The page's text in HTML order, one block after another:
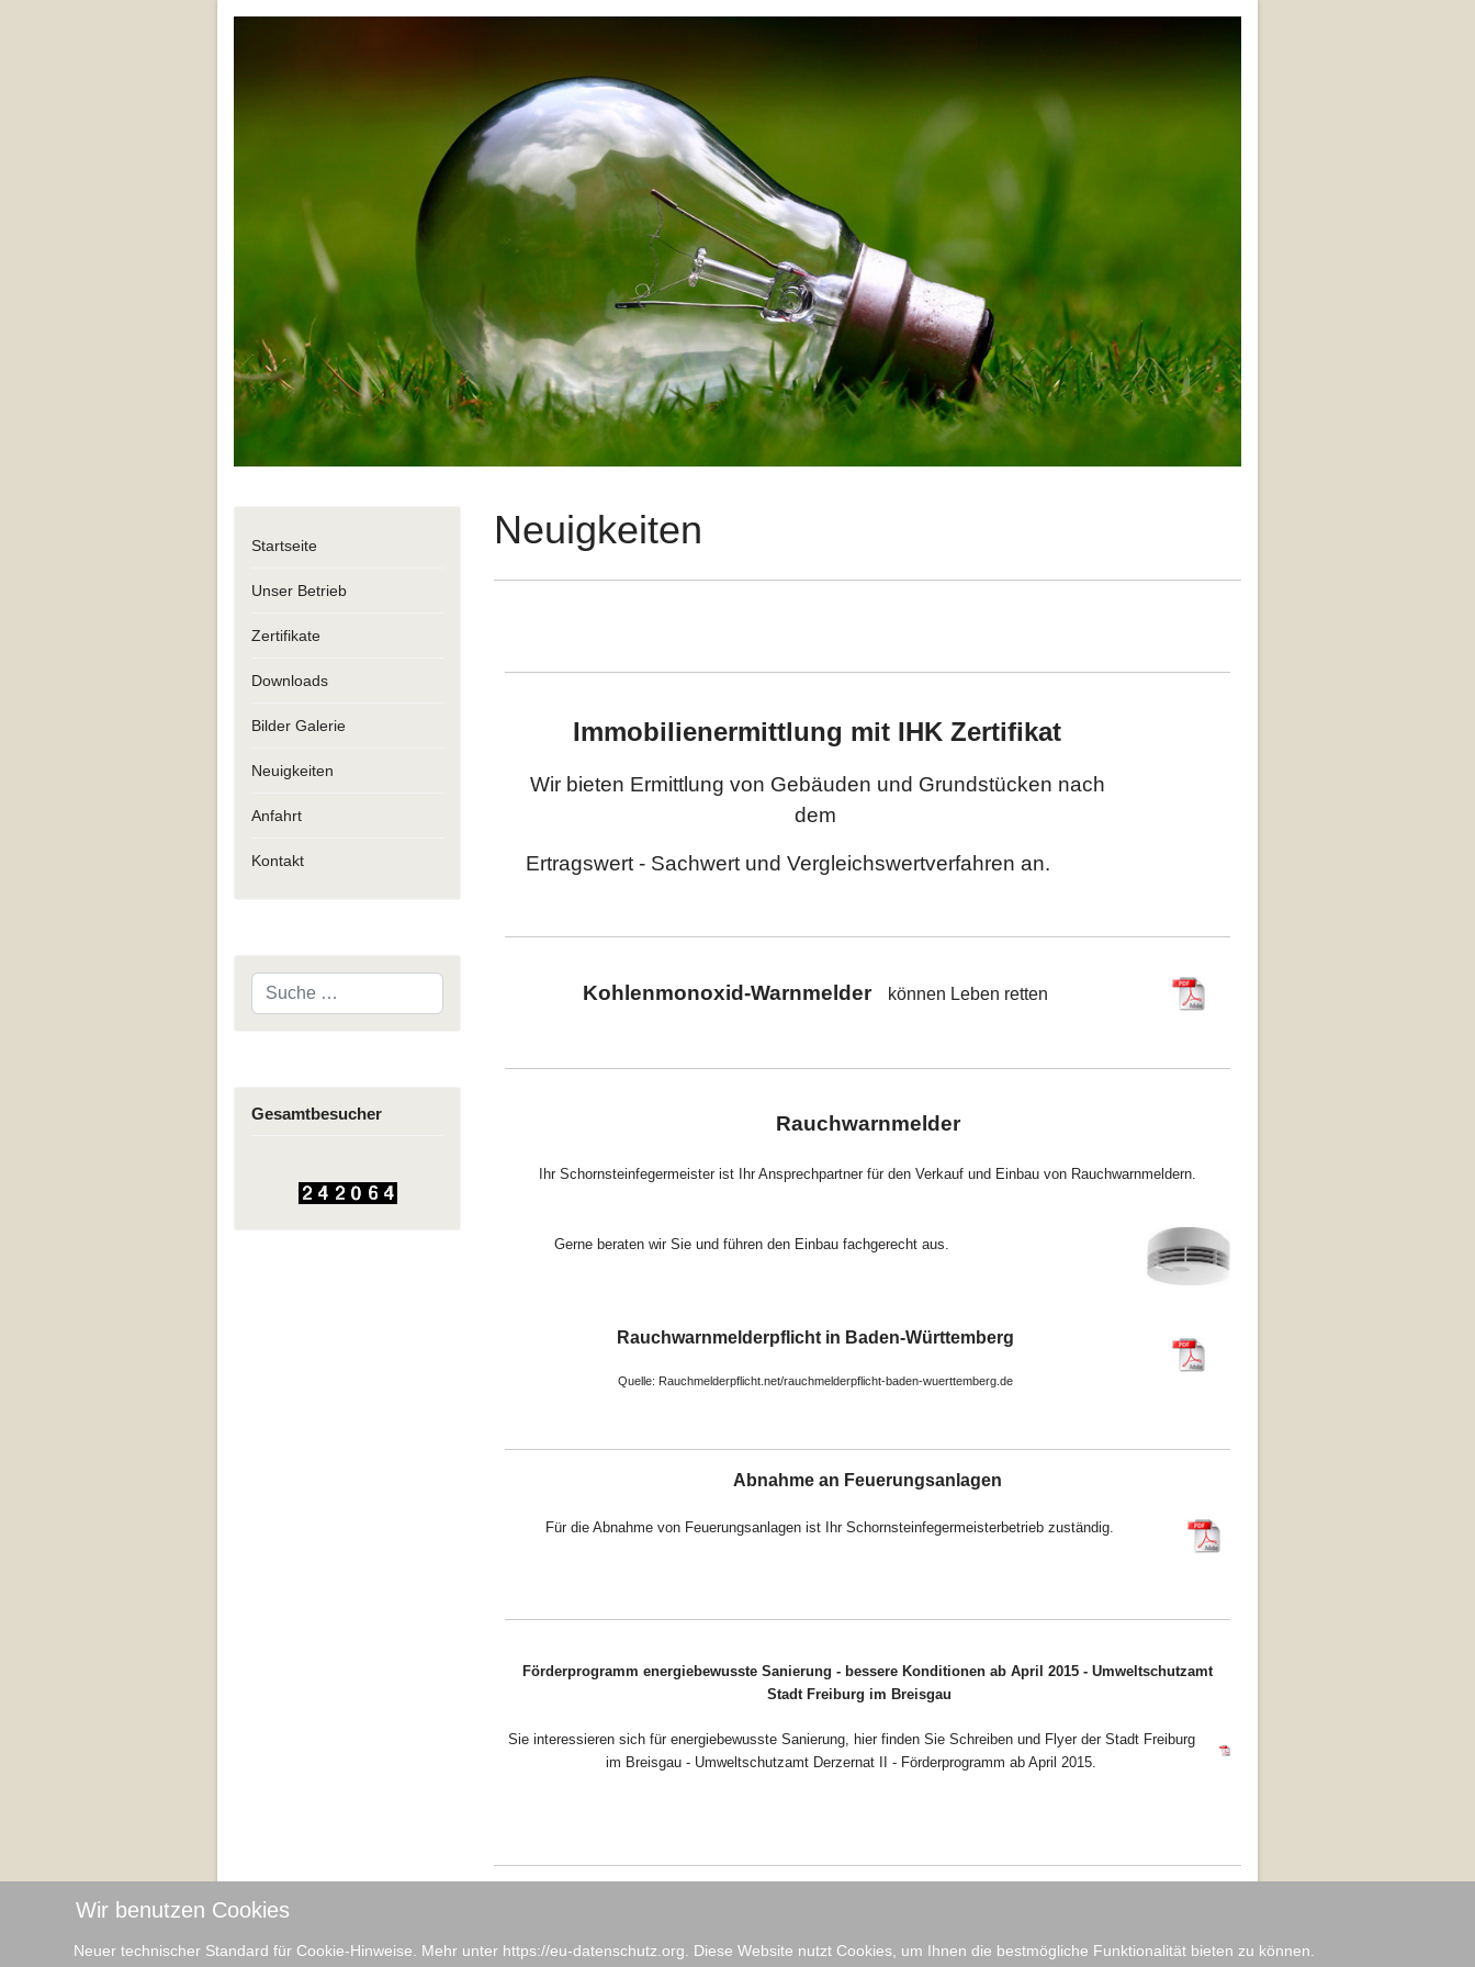
Startseite
Unser Betrieb
Zertifikate
Downloads
Bilder Galerie
Neuigkeiten
Anfahrt
Kontakt
Suchen
Gesamtbesucher
Neuigkeiten
Immobilienermittlung mit IHK Zertifikat
Wir bieten Ermittlung von Gebäuden und Grundstücken nach
dem
Ertragswert - Sachwert und Vergleichswertverfahren an.
Kohlenmonoxid-Warnmelder können Leben retten
Rauchwarnmelder
Ihr Schornsteinfegermeister ist Ihr Ansprechpartner für den Verkauf und Einbau von Rauchwarnmeldern.
Gerne beraten wir Sie und führen den Einbau fachgerecht aus.
Rauchwarnmelderpflicht in Baden-Württemberg
Quelle: Rauchmelderpflicht.net/rauchmelderpflicht-baden-wuerttemberg.de
Abnahme an Feuerungsanlagen
Für die Abnahme von Feuerungsanlagen ist Ihr Schornsteinfegermeisterbetrieb zuständig.
Förderprogramm energiebewusste Sanierung - bessere Konditionen ab April 2015 - Umweltschutzamt
Stadt Freiburg im Breisgau
Sie interessieren sich für energiebewusste Sanierung, hier finden Sie Schreiben und Flyer der Stadt Freiburg
im Breisgau - Umweltschutzamt Derzernat II - Förderprogramm ab April 2015.
Impressum Datenschutz
Wir benutzen Cookies
Neuer technischer Standard für Cookie-Hinweise. Mehr unter https://eu-datenschutz.org. Diese Website nutzt Cookies, um Ihnen die bestmögliche Funktionalität bieten zu können.